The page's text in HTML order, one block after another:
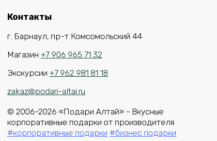
Контакты
г. Барнаул, пр-т Комсомольский 44
Магазин +7 906 965 71 32
Экскурсии +7 962 981 81 18
zakaz@podari-altai.ru
© 2006-2026 «Подари Алтай» - Вкусные
корпоративные подарки от производителя
#корпоративные подарки #бизнес подарки